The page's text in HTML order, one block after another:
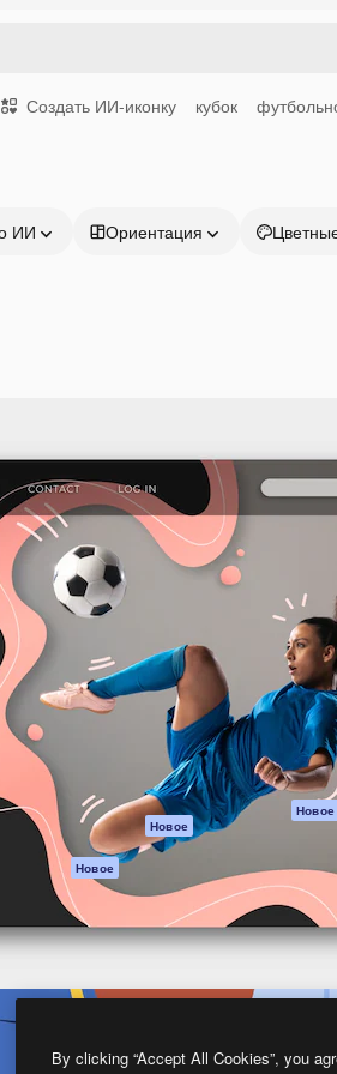
Создать ИИ-иконку кубок
ИИ Ориентация
Продукция
Spaces
ИИ-помощник
Генератор
изображений ИИ
Генератор видео
Генератор голоса
на основе ИИ
Стоковый контент
MCP для
Claude/ChatGPT
Новое
Агенты Новое
Мобильное
приложение
Magnific
Начать
Academy
Документация
Пакету ИИ
Служба
поддержки
Условия и
положения
Политика
Оригиналы
Новое
Политика файлов
Центр доверия
Партнеры
Предприятие
By clicking “Accept All Cookies”, you